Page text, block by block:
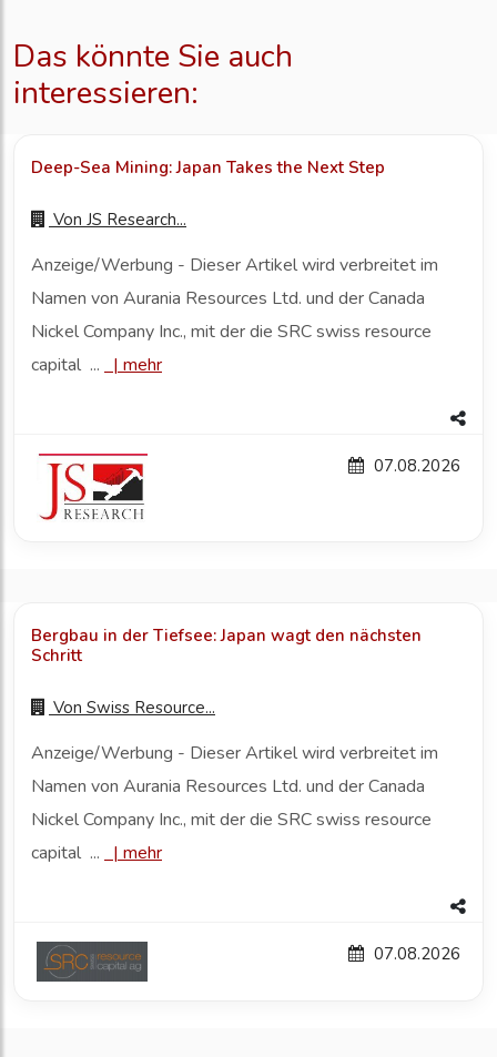
Das könnte Sie auch
interessieren:
Deep-Sea Mining: Japan Takes the Next Step
Von JS Research...
Anzeige/Werbung - Dieser Artikel wird verbreitet im
Namen von Aurania Resources Ltd. und der Canada
Nickel Company Inc., mit der die SRC swiss resource
capital ...
| mehr
07.08.2026
Bergbau in der Tiefsee: Japan wagt den nächsten
Schritt
Von Swiss Resource...
Anzeige/Werbung - Dieser Artikel wird verbreitet im
Namen von Aurania Resources Ltd. und der Canada
Nickel Company Inc., mit der die SRC swiss resource
capital ...
| mehr
07.08.2026